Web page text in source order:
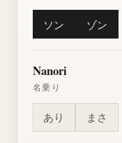
ソン ゾン
Nanori
名乗り
あり まさ